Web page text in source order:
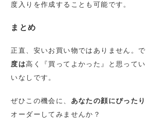
度入りを作成することも可能です。
まとめ
正直、安いお買い物ではありません。で
度は高く『買ってよかった』と思って
いなしです。
ぜひこの機会に、 あなたの顔にぴった
オーダーしてみませんか？